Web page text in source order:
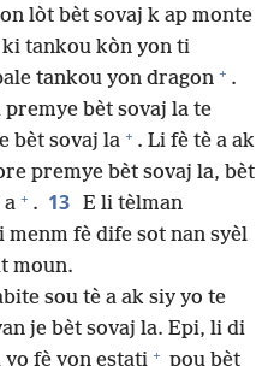
lòt bèt sovaj k ap monte
ki tankou kòn yon ti
tankou yon dragon + .
bèt sovaj la te
bèt sovaj la + . Li fè tè a ak
premye bèt sovaj la, bèt
a + . 13 E li tèlman
fè dife sot nan syèl
moun.
sou tè a ak siy yo te
je bèt sovaj la. Epi, li di
fè yon estati + pou bèt